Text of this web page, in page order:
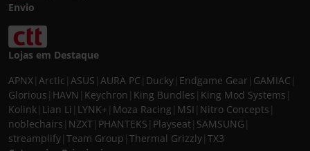
Envio
Lojas em Destaque
APNX Arctic ASUS AURA PC Ducky Endgame Gear GAMIAC
Glorious HAVN Keychron King Bundles King Mod Systems
Kolink Lian Li LYNK+ Moza Racing MSI Nitro Concepts
noblechairs NZXT PHANTEKS Playseat SAMSUNG
streamplify Team Group Thermal Grizzly TX3